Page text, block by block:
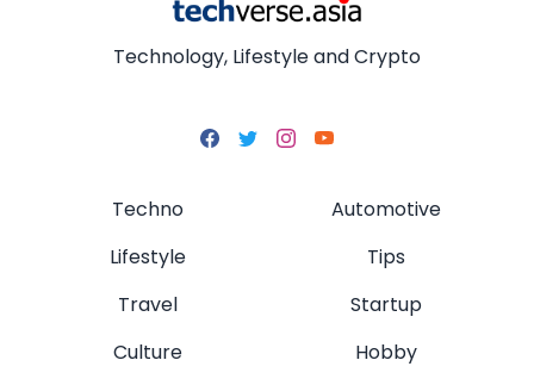
Technology, Lifestyle and Crypto
Techno
Lifestyle
Travel
Culture
Automotive
Tips
Startup
Hobby